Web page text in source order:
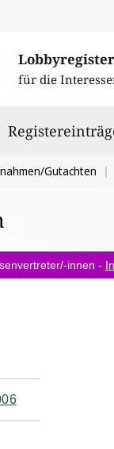
Lobbyregister
für die
Gutachten
innen -